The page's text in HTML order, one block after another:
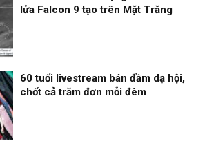
lửa Falcon 9 tạo trên Mặt Trăng
60 tuổi livestream bán đầm dạ hội,
chốt cả trăm đơn mỗi đêm